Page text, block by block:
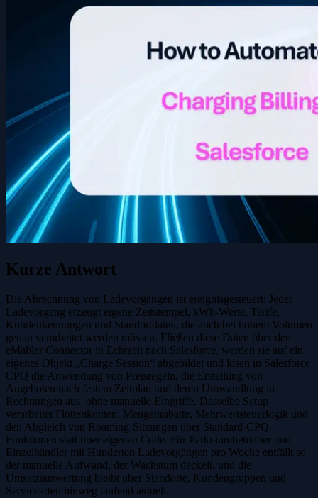
Kurze Antwort
Die Abrechnung von Ladevorgängen ist ereignisgesteuert: Jeder
Ladevorgang erzeugt eigene Zeitstempel, kWh-Werte, Tarife,
Kundenkennungen und Standortdaten, die auch bei hohem Volumen
genau verarbeitet werden müssen. Fließen diese Daten über den
eMabler Connector in Echtzeit nach Salesforce, werden sie auf ein
eigenes Objekt „Charge Session“ abgebildet und lösen in Salesforce
CPQ die Anwendung von Preisregeln, die Erstellung von
Angeboten nach festem Zeitplan und deren Umwandlung in
Rechnungen aus, ohne manuelle Eingriffe. Dasselbe Setup
verarbeitet Flottenkonten, Mengenrabatte, Mehrwertsteuerlogik und
den Abgleich von Roaming-Sitzungen über Standard-CPQ-
Funktionen statt über eigenen Code. Für Parkraumbetreiber und
Einzelhändler mit Hunderten Ladevorgängen pro Woche entfällt so
der manuelle Aufwand, der Wachstum deckelt, und die
Umsatzauswertung bleibt über Standorte, Kundengruppen und
Servicearten hinweg laufend aktuell.